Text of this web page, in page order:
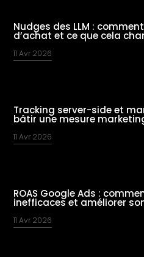
Nudges des LLM :
d’achat et ce que cela
11 Avr 2026
Tracking server-side et
bâtir une mesure
11 Avr 2026
ROAS Google Ads :
inefficaces et améliorer
11 Avr 2026